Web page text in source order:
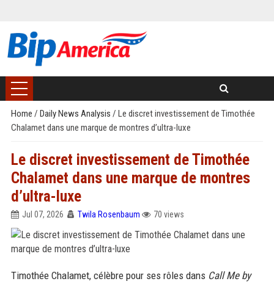
Home / Daily News Analysis / Le discret investissement de Timothée
Chalamet dans une marque de montres d’ultra-luxe
Le discret investissement de Timothée
Chalamet dans une marque de montres
d’ultra-luxe
Jul 07, 2026 Twila Rosenbaum 70 views
Timothée Chalamet, célèbre pour ses rôles dans Call Me by